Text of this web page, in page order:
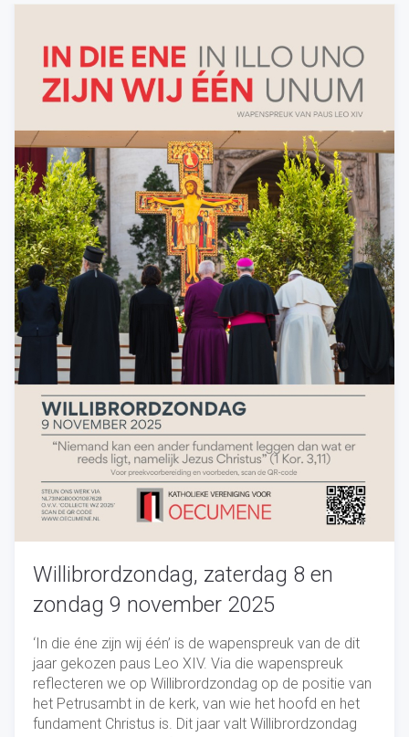
Willibrordzondag, zaterdag 8 en
zondag 9 november 2025
‘In die éne zijn wij één’ is de wapenspreuk van de dit
jaar gekozen paus Leo XIV. Via die wapenspreuk
reflecteren we op Willibrordzondag op de positie van
het Petrusambt in de kerk, van wie het hoofd en het
fundament Christus is. Dit jaar valt Willibrordzondag